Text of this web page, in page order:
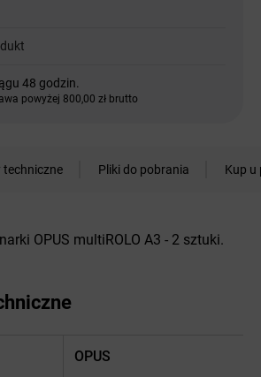
48 godzin.
powyżej 800,00 zł brutto
techniczne Pliki do pobrania Kup u
OPUS multiROLO A3 - 2 sztuki.
OPUS